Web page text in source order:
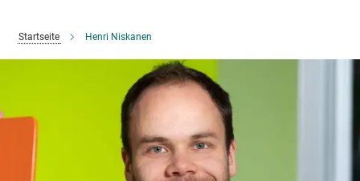
Startseite Henri Niskanen